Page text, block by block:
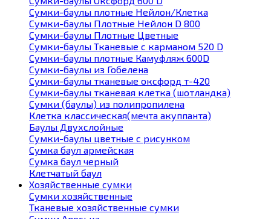
Сумки-баулы плотные Нейлон/Клетка
Сумки-баулы Плотные Нейлон D 800
Сумки-баулы Плотные Цветные
Сумки-баулы Тканевые с карманом 520 D
Сумки-баулы плотные Камуфляж 600D
Сумки-баулы из Гобелена
Сумки-баулы тканевые оксфорд т-420
Сумки-баулы тканевая клетка (шотландка)
Сумки (баулы) из полипропилена
Клетка классическая(мечта акуппанта)
Баулы Двухслойные
Сумки-баулы цветные с рисунком
Сумка баул армейская
Сумка баул черный
Клетчатый баул
Хозяйственные сумки
Сумки хозяйственные
Тканевые хозяйственные сумки